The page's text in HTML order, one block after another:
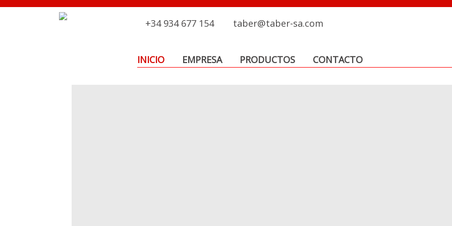
+34 934 677 154 taber@taber-sa.com
INICIO EMPRESA PRODUCTOS CONTACTO